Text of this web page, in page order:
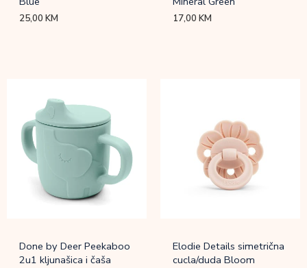
25,00KM 17,00KM
Done by Deer Peekaboo
2u1 kljunašica i čaša
Elodie Details simetrična
cucla/duda Bloom